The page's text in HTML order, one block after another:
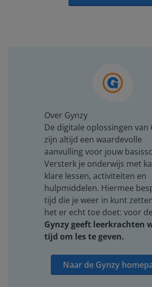
Over Gynzy
De digitale oplossingen van
zijn altijd een waardevolle
aanvulling voor jouw
Versterk je onderwijs met
klare lessen, activiteiten en
hulpmiddelen. Hiermee
tijd die je weer in kunt
het er echt toe doet: voor
Gynzy geeft leerkrachten
tijd om les te geven.
Naar de Gynzy